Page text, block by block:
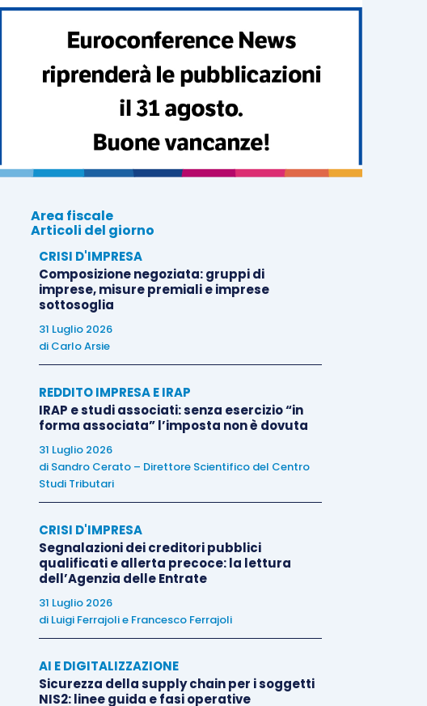
Area fiscale
Articoli del giorno
CRISI D'IMPRESA
Composizione negoziata: gruppi di
imprese, misure premiali e imprese
sottosoglia
31 Luglio 2026
di Carlo Arsie
REDDITO IMPRESA E IRAP
IRAP e studi associati: senza esercizio “in
forma associata” l’imposta non è dovuta
31 Luglio 2026
di Sandro Cerato – Direttore Scientifico del Centro
Studi Tributari
CRISI D'IMPRESA
Segnalazioni dei creditori pubblici
qualificati e allerta precoce: la lettura
dell’Agenzia delle Entrate
31 Luglio 2026
di Luigi Ferrajolie Francesco Ferrajoli
AI E DIGITALIZZAZIONE
Sicurezza della supply chain per i soggetti
NIS2: linee guida e fasi operative